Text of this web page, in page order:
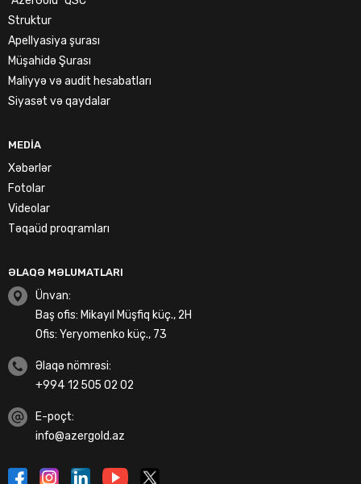
Struktur
Apellyasiya şurası
Müşahidə Şurası
Maliyyə və audit hesabatları
Siyasət və qaydalar
MEDIA
Xəbərlər
Fotolar
Videolar
Təqaüd proqramları
ƏLAQƏ MƏLUMATLARI
Ünvan:
Baş ofis: Mikayıl Müşfiq küç., 2H
Ofis: Yeryomenko küç., 73
Əlaqə nömrəsi:
+994 12 505 02 02
E-poçt:
info@azergold.az